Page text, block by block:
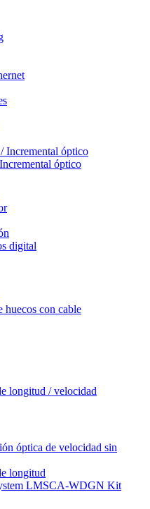
Incremental óptico
óptico
digital
huecos con cable
longitud / velocidad
óptica de velocidad sin
longitud
LMSCA-WDGN Kit